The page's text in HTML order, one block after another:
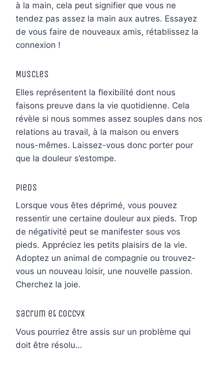
à la main, cela peut signifier que vous ne
tendez pas assez la main aux autres. Essayez
de vous faire de nouveaux amis, rétablissez la
connexion !
Muscles
Elles représentent la flexibilité dont nous
faisons preuve dans la vie quotidienne. Cela
révèle si nous sommes assez souples dans nos
relations au travail, à la maison ou envers
nous-mêmes. Laissez-vous donc porter pour
que la douleur s’estompe.
Pieds
Lorsque vous êtes déprimé, vous pouvez
ressentir une certaine douleur aux pieds. Trop
de négativité peut se manifester sous vos
pieds. Appréciez les petits plaisirs de la vie.
Adoptez un animal de compagnie ou trouvez-
vous un nouveau loisir, une nouvelle passion.
Cherchez la joie.
Sacrum et coccyx
Vous pourriez être assis sur un problème qui
doit être résolu…